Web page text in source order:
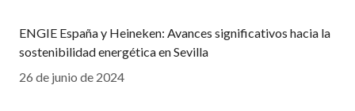
ENGIE España y Heineken: Avances significativos hacia la
sostenibilidad energética en Sevilla
26 de junio de 2024